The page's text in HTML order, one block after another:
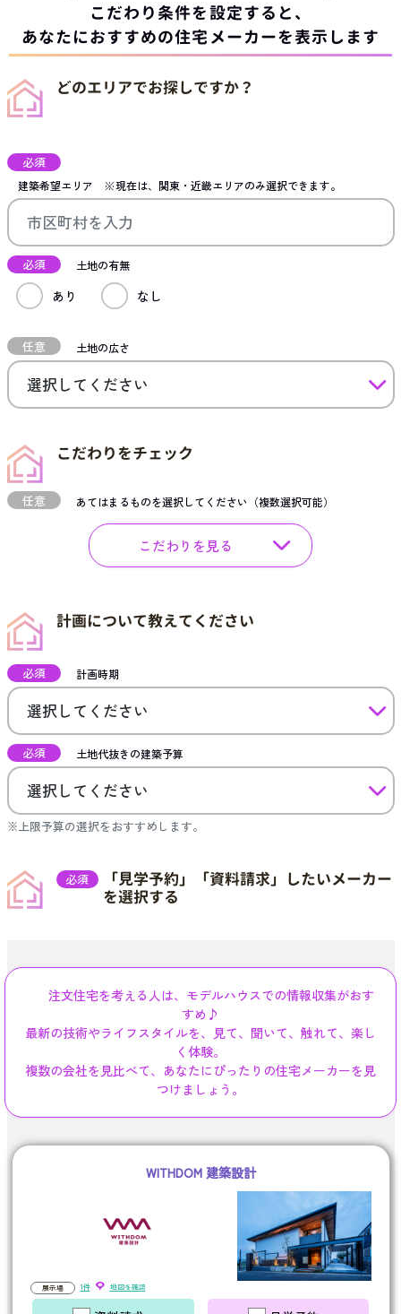
こだわり条件を設定すると、
あなたにおすすめの住宅メーカーを表示します
どのエリアでお探しですか？
必須
建築希望エリア ※現在は、関東・近畿エリアのみ選択できます。
必須 土地の有無
あり なし
任意 土地の広さ
こだわりをチェック
任意 あてはまるものを選択してください（複数選択可能）
こだわりを見る
計画について教えてください
必須 計画時期
必須 土地代抜きの建築予算
※上限予算の選択をおすすめします。
必須
「見学予約」「資料請求」したいメーカー
を選択する
注文住宅を考える人は、モデルハウスでの情報収集がおす
すめ♪
最新の技術やライフスタイルを、見て、聞いて、触れて、楽し
く体験。
複数の会社を見比べて、あなたにぴったりの住宅メーカーを見
つけましょう。
WITHDOM 建築設計
展示場 1件 地図を確認